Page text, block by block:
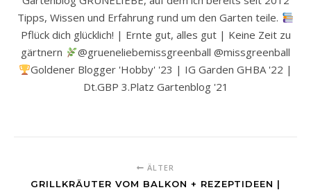
Tipps, Wissen und Erfahrung rund um den Garten teile.
Pflück dich glücklich! | Ernte gut, alles gut | Keine Zeit zu
gärtnern
@grueneliebemissgreenball @missgreenball
Goldener Blogger 'Hobby' '23 | IG Garden GHBA '22 |
Dt.GBP 3.Platz Gartenblog '21
ÄLTER
GRILLKRÄUTER VOM BALKON + REZEPTIDEEN |